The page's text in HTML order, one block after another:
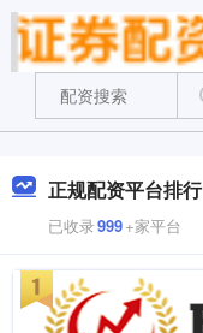
正规配资平台排行
已收录999+家平台